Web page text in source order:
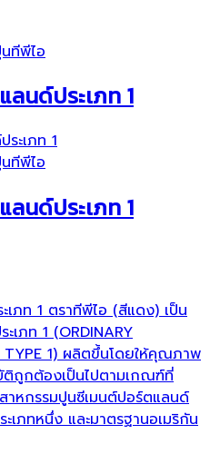
ทีพีไอ
นด์ประเภท 1
ทีพีไอ
นด์ประเภท 1
เภท 1 ตราทีพีไอ (สีแดง) เป็น
เภท 1 (ORDINARY
TYPE 1) ผลิตขึ้นโดยให้คุณภาพ
ถูกต้องเป็นไปตามเกณฑ์ที่
าหกรรมปูนซีเมนต์ปอร์ตแลนด์
เภทหนึ่ง และมาตรฐานอเมริกัน